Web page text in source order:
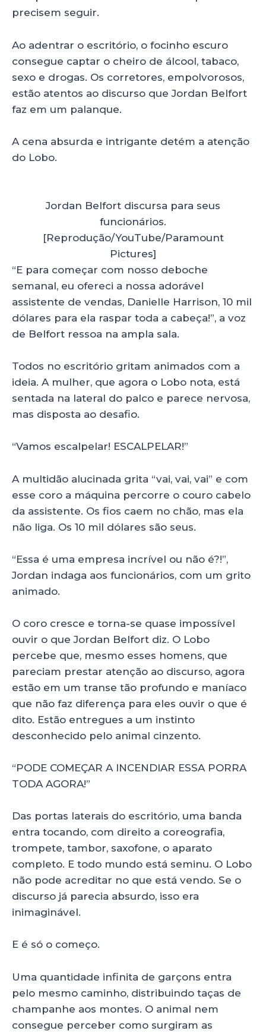
precisem seguir.
Ao adentrar o escritório, o focinho escuro
consegue captar o cheiro de álcool, tabaco,
sexo e drogas. Os corretores, empolvorosos,
estão atentos ao discurso que Jordan Belfort
faz em um palanque.
A cena absurda e intrigante detém a atenção
do Lobo.
Jordan Belfort discursa para seus
funcionários.
[Reprodução/YouTube/Paramount
Pictures]
“E para começar com nosso deboche
semanal, eu ofereci a nossa adorável
assistente de vendas, Danielle Harrison, 10 mil
dólares para ela raspar toda a cabeça!”, a voz
de Belfort ressoa na ampla sala.
Todos no escritório gritam animados com a
ideia. A mulher, que agora o Lobo nota, está
sentada na lateral do palco e parece nervosa,
mas disposta ao desafio.
“Vamos escalpelar! ESCALPELAR!”
A multidão alucinada grita “vai, vai, vai” e com
esse coro a máquina percorre o couro cabelo
da assistente. Os fios caem no chão, mas ela
não liga. Os 10 mil dólares são seus.
“Essa é uma empresa incrível ou não é?!”,
Jordan indaga aos funcionários, com um grito
animado.
O coro cresce e torna-se quase impossível
ouvir o que Jordan Belfort diz. O Lobo
percebe que, mesmo esses homens, que
pareciam prestar atenção ao discurso, agora
estão em um transe tão profundo e maníaco
que não faz diferença para eles ouvir o que é
dito. Estão entregues a um instinto
desconhecido pelo animal cinzento.
“PODE COMEÇAR A INCENDIAR ESSA PORRA
TODA AGORA!”
Das portas laterais do escritório, uma banda
entra tocando, com direito a coreografia,
trompete, tambor, saxofone, o aparato
completo. E todo mundo está seminu. O Lobo
não pode acreditar no que está vendo. Se o
discurso já parecia absurdo, isso era
inimaginável.
E é só o começo.
Uma quantidade infinita de garçons entra
pelo mesmo caminho, distribuindo taças de
champanhe aos montes. O animal nem
consegue perceber como surgiram as